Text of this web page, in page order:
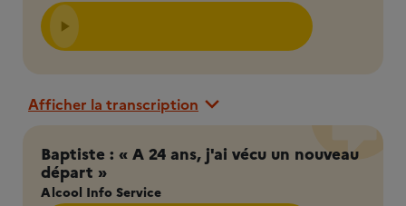
Afficher la transcription
Baptiste : « A 24 ans, j'ai vécu un nouveau
départ »
Alcool Info Service